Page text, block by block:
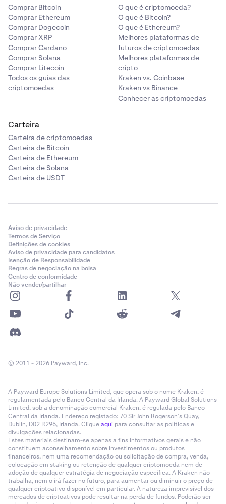
Comprar Bitcoin
Comprar Ethereum
Comprar Dogecoin
Comprar XRP
Comprar Cardano
Comprar Solana
Comprar Litecoin
Todos os guias das
criptomoedas
O que é criptomoeda?
O que é Bitcoin?
O que é Ethereum?
Melhores plataformas de
futuros de criptomoedas
Melhores plataformas de
cripto
Kraken vs. Coinbase
Kraken vs Binance
Conhecer as criptomoedas
Carteira
Carteira de criptomoedas
Carteira de Bitcoin
Carteira de Ethereum
Carteira de Solana
Carteira de USDT
Aviso de privacidade
Termos de Serviço
Definições de cookies
Aviso de privacidade para candidatos
Isenção de Responsabilidade
Regras de negociação na bolsa
Centro de conformidade
Não vender/partilhar
© 2011 - 2026 Payward, Inc.
A Payward Europe Solutions Limited, que opera sob o nome Kraken, é
regulamentada pelo Banco Central da Irlanda. A Payward Global Solutions
Limited, sob a denominação comercial Kraken, é regulada pelo Banco
Central da Irlanda. Endereço registado: 70 Sir John Rogerson’s Quay,
Dublin, D02 R296, Irlanda. Cliqueaqui para consultar as políticas e
divulgações relacionadas.
Estes materiais destinam-se apenas a fins informativos gerais e não
constituem aconselhamento sobre investimentos ou produtos
financeiros, nem uma recomendação ou solicitação de compra, venda,
colocação em staking ou retenção de qualquer criptomoeda nem de
adoção de qualquer estratégia de negociação específica. A Kraken não
trabalha, nem o irá fazer no futuro, para aumentar ou diminuir o preço de
qualquer criptoativo disponível em particular. A natureza imprevisível dos
mercados de criptoativos pode resultar na perda de fundos. Poderão ser